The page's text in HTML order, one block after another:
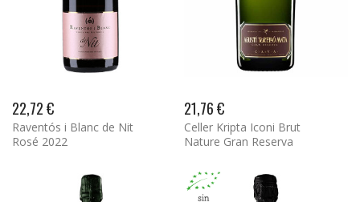
22,72 €
Raventós i Blanc de Nit
Rosé 2022
21,76 €
Celler Kripta Iconi Brut
Nature Gran Reserva